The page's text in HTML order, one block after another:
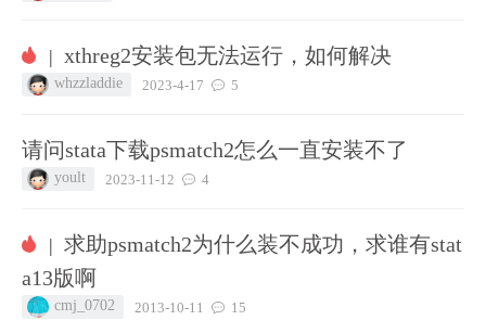
| xthreg2安装包无法运行，如何解决
whzzladdie 2023-4-17 5
请问stata下载psmatch2怎么一直安装不了
yoult 2023-11-12 4
| 求助psmatch2为什么装不成功，求谁有stat
a13版啊
cmj_0702 2013-10-11 15